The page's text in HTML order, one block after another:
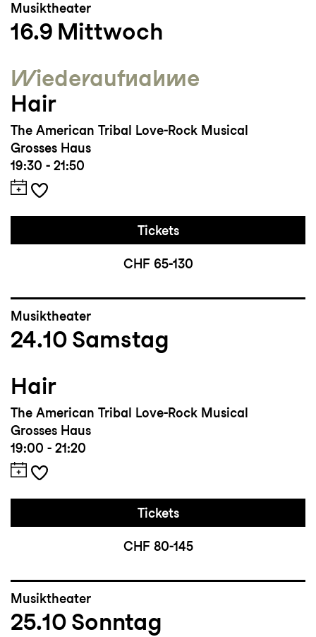
Musiktheater
16.9 Mittwoch
Wieder­aufnahme
Hair
The American Tribal Love-Rock Musical
Grosses Haus
19:30 - 21:50
Tickets
CHF 65-130
Musiktheater
24.10 Samstag
Hair
The American Tribal Love-Rock Musical
Grosses Haus
19:00 - 21:20
Tickets
CHF 80-145
Musiktheater
25.10 Sonntag